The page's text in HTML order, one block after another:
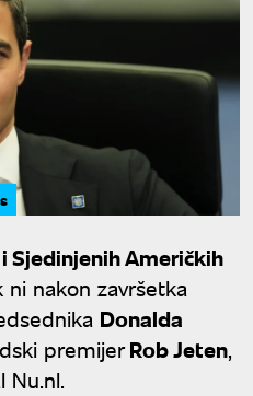
Sjedinjenih Američkih
nakon završetka
Donalda
premijerRob Jeten,
Nu.nl.